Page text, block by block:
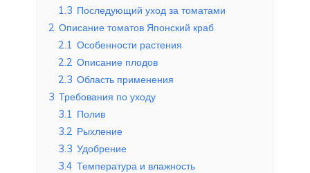
1.3 Последующий уход за томатами
2 Описание томатов Японский краб
2.1 Особенности растения
2.2 Описание плодов
2.3 Область применения
3 Требования по уходу
3.1 Полив
3.2 Рыхление
3.3 Удобрение
3.4 Температура и влажность